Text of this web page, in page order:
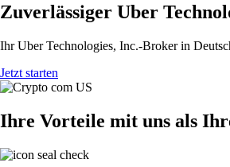
Zuverlässiger Uber
Ihr Uber Technologies, Inc.-Broker in
Jetzt starten
Ihre Vorteile mit uns als